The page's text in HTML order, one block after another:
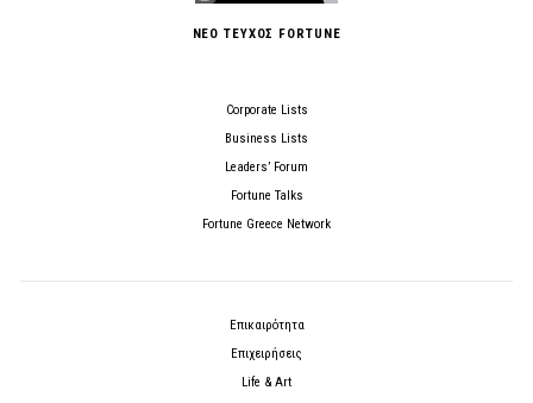
ΝΕΟ ΤΕΥΧΟΣ FORTUNE
Corporate Lists
Business Lists
Leaders’ Forum
Fortune Talks
Fortune Greece Network
Επικαιρότητα
Επιχειρήσεις
Life & Art